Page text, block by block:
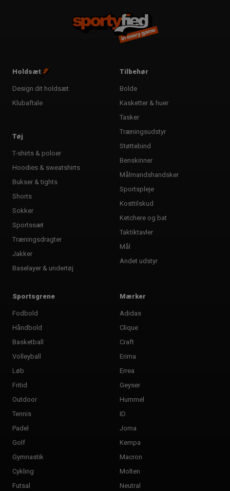
Holdsæt
Design dit holdsæt
Klubaftale
Tøj
T-shirts & poloer
Hoodies & sweatshirts
Bukser & tights
Shorts
Sokker
Sportssæt
Træningsdragter
Jakker
Baselayer & undertøj
Tilbehør
Bolde
Kasketter & huer
Tasker
Træningsudstyr
Støttebind
Benskinner
Målmandshandsker
Sportspleje
Kosttilskud
Ketchere og bat
Taktiktavler
Mål
Andet udstyr
Sportsgrene
Fodbold
Håndbold
Basketball
Volleyball
Løb
Fritid
Outdoor
Tennis
Padel
Golf
Gymnastik
Cykling
Futsal
Mærker
Adidas
Clique
Craft
Erima
Errea
Geyser
Hummel
ID
Joma
Kempa
Macron
Molten
Neutral